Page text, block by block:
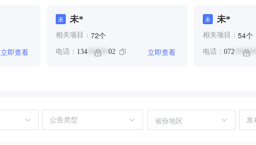
立即查看
未 未*
相关项目： 72个
电话： 134 ****** 02 立即查看
未 未*
相关项目： 54个
电话： 072*******
省份地区